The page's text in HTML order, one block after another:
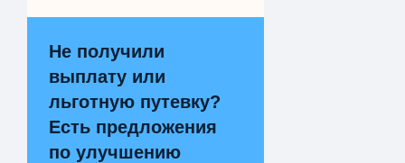
Не получили
выплату или
льготную путевку?
Есть предложения
по улучшению